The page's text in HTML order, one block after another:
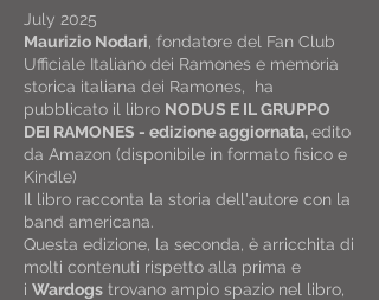
July 2025
Maurizio Nodari, fondatore del Fan Club
Ufficiale Italiano dei Ramones e memoria
storica italiana dei Ramones, ha
pubblicato il libro NODUS E IL GRUPPO
DEI RAMONES - edizione aggiornata,edito
da Amazon (disponibile in formato fisico e
Kindle)
Il libro racconta la storia dell'autore con la
band americana.
Questa edizione, la seconda, è arricchita di
molti contenuti rispetto alla prima e
i Wardogs trovano ampio spazio nel libro,